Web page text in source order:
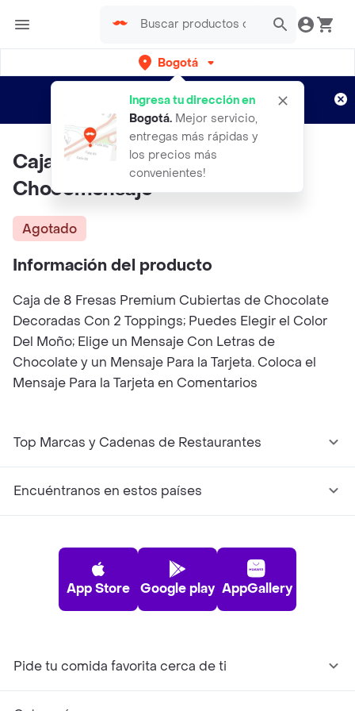
Bogotá
Ingresa tu dirección en
Bogotá. Mejor servicio,
entregas más rápidas y
los precios más
convenientes!
envíos gratis por semanas
Aplican TyC
Caja 8 Fresas Small +
Chocomensaje
Agotado
Información del producto
Caja de 8 Fresas Premium Cubiertas de Chocolate
Decoradas Con 2 Toppings; Puedes Elegir el Color
Del Moño; Elige un Mensaje Con Letras de
Chocolate y un Mensaje Para la Tarjeta. Coloca el
Mensaje Para la Tarjeta en Comentarios
Top Marcas y Cadenas de Restaurantes
Encuéntranos en estos países
App Store Google play AppGallery
Pide tu comida favorita cerca de ti